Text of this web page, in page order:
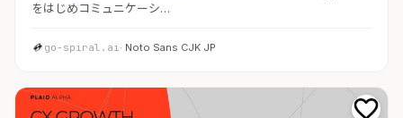
をはじめコミュニケーシ…
go-spiral.ai· Noto Sans CJK JP